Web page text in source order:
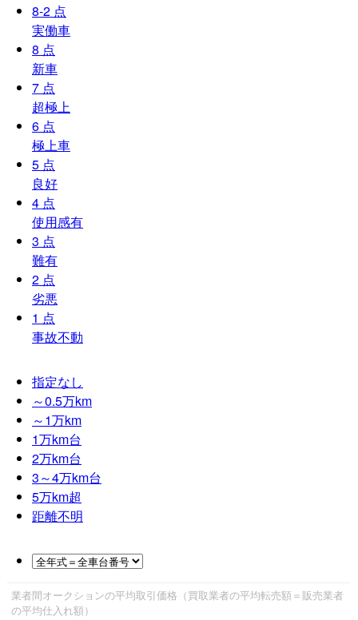
8-2 点
実働車
8 点
新車
7 点
超極上
6 点
極上車
5 点
良好
4 点
使用感有
3 点
難有
2 点
劣悪
1 点
事故不動
指定なし
～0.5万km
～1万km
1万km台
2万km台
3～4万km台
5万km超
距離不明
業者間オークションの平均取引価格（買取業者の平均転売額＝販売業者
の平均仕入れ額）